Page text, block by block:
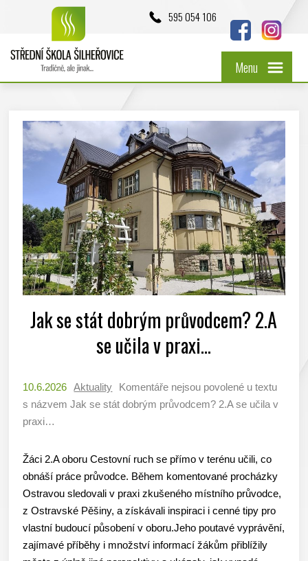
595 054 106
Menu
Jak se stát dobrým průvodcem? 2.A
se učila v praxi…
10.6.2026 Aktuality Komentáře nejsou povolené u textu
s názvem Jak se stát dobrým průvodcem? 2.A se učila v
praxi…
Žáci 2.A oboru Cestovní ruch se přímo v terénu učili, co
obnáší práce průvodce. Během komentované procházky
Ostravou sledovali v praxi zkušeného místního průvodce,
z Ostravské Pěšiny, a získávali inspiraci i cenné tipy pro
vlastní budoucí působení v oboru.Jeho poutavé vyprávění,
zajímavé příběhy i množství informací žákům přiblížily